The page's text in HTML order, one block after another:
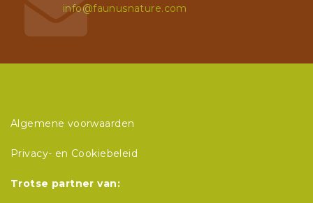
info@faunusnature.com
Algemene voorwaarden
Privacy- en Cookiebeleid
Trotse partner van: